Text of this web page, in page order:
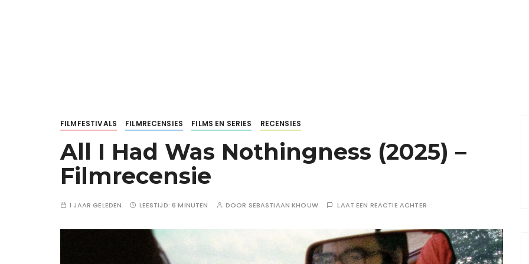
FILMFESTIVALS FILMRECENSIES FILMS EN SERIES RECENSIES
All I Had Was Nothingness (2025) –
Filmrecensie
1 JAAR GELEDEN LEESTIJD:6 MINUTEN DOOR SEBASTIAAN KHOUW LAAT EEN REACTIE ACHTER